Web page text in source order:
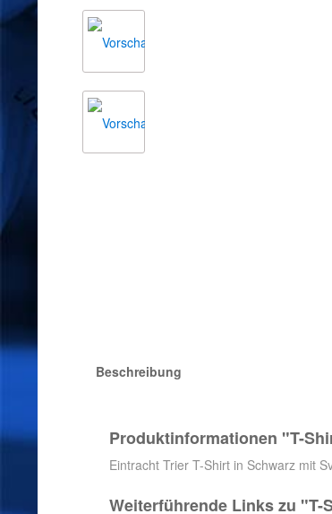
Beschreibung
Produktinformationen "T-
Eintracht Trier T-Shirt in Schwarz mit
Weiterführende Links zu "T-